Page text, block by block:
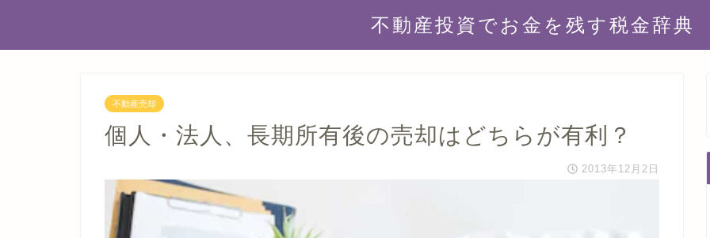
不動産投資でお金を残す税金辞典
不動産売却
個人・法人、長期所有後の売却はどちらが有利？
2013年12月2日